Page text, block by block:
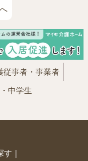
従事者・事業者
中学生
す